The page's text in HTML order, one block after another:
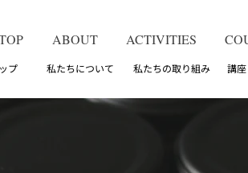
ABOUT ACTIVITIES
ップ 私たちについて 私たちの取り組み